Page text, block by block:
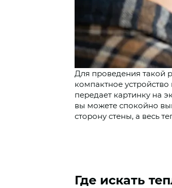
Для проведения такой
компактное
передает картинку на
вы можете спокойно
сторону стены, а весь
Где искать